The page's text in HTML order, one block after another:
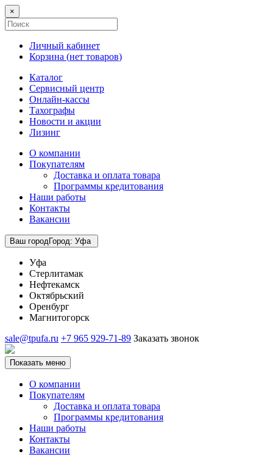
×
Личный кабинет
Корзина (нет товаров)
Каталог
Сервисный центр
Онлайн-кассы
Тахографы
Новости и акции
Лизинг
О компании
Покупателям
Доставка и оплата товара
Программы кредитования
Наши работы
Контакты
Вакансии
Ваш городГород: Уфа
Уфа
Стерлитамак
Нефтекамск
Октябрьский
Оренбург
Магнитогорск
sale@tpufa.ru +7 965 929-71-89 Заказать звонок
Показать меню
О компании
Покупателям
Доставка и оплата товара
Программы кредитования
Наши работы
Контакты
Вакансии